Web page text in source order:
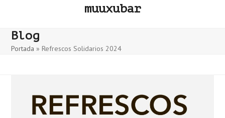
content
muuxubar
Blog
Portada » Refrescos Solidarios 2024